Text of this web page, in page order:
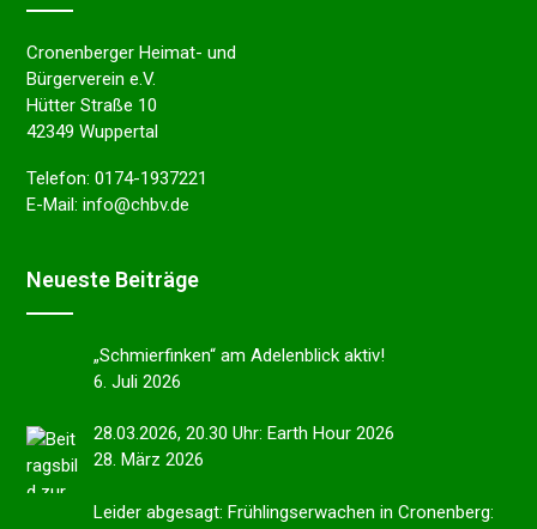
Cronenberger Heimat- und
Bürgerverein e.V.
Hütter Straße 10
42349 Wuppertal
Telefon: 0174-1937221
E-Mail: info@chbv.de
Neues­te Beiträge
„Schmier­fin­ken“ am Adelen­blick aktiv!
6. Juli 2026
28.03.2026, 20.30 Uhr: Earth Hour 2026
28. März 2026
Leider abgesagt: Frühlings­er­wa­chen in Cronen­berg: